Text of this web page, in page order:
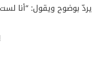
يردّ بوضوح ويقول: “أنا